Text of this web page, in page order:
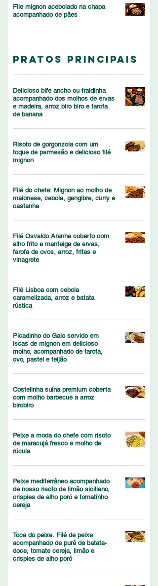
File mignon acebolado na chapa
acompanhado de pães
Pratos principais
Delicioso bife ancho ou fraldinha
acompanhado dos molhos de ervas
e madeira, arroz biro biro e farofa
de banana
Risoto de gorgonzola com um
toque de parmesão e delicioso filé
mignon
Filé do chefe: Mignon ao molho de
maionese, cebola, gengibre, curry e
castanha
Filé Osvaldo Aranha coberto com
alho frito e manteiga de ervas,
farofa de ovos, arroz, fritas e
vinagrete
Filé Lisboa com cebola
caramelizada, arroz e batata
rústica
Picadinho do Galo servido em
iscas de mignon em delicioso
molho, acompanhado de farofa,
ovo, pastel e feijão
Costelinha suína premium coberta
com molho barbecue a arroz
birobiro
Peixe a moda do chefe com risoto
de maracujá fresco e molho de
rúcula
Peixe mediterrâneo acompanhado
de nosso risoto de limão siciliano,
crispies de alho poró e tomatinho
cereja
Toca do peixe. Filé de peixe
acompanhado de purê de batata-
doce, tomate cereja, limão e
crispies de alho poró